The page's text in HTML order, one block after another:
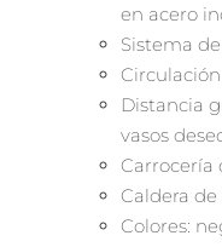
en acero
Sistema
Distancia
vasos
Carrocería
Caldera
Colores: